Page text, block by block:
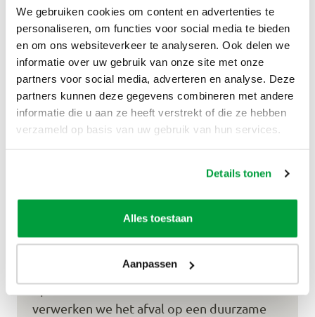
We gebruiken cookies om content en advertenties te
personaliseren, om functies voor social media te bieden
en om ons websiteverkeer te analyseren. Ook delen we
informatie over uw gebruik van onze site met onze
partners voor social media, adverteren en analyse. Deze
partners kunnen deze gegevens combineren met andere
informatie die u aan ze heeft verstrekt of die ze hebben
verzameld op basis van uw gebruik van hun services.
Details tonen
Alles toestaan
Aanpassen
Geen verrassingen achteraf
De genoemde prijzen
zijn all-in prijzen
prettig en daarom krijg je bij Praxis-
kluscontainer.nl altijd een all-in tarief.
zit het transport voor het leveren en
verwerken we het afval op een duurzame